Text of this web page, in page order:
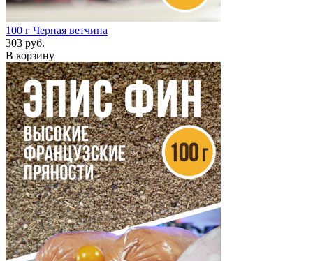
100 г Черная ветчина
303 руб.
В корзину